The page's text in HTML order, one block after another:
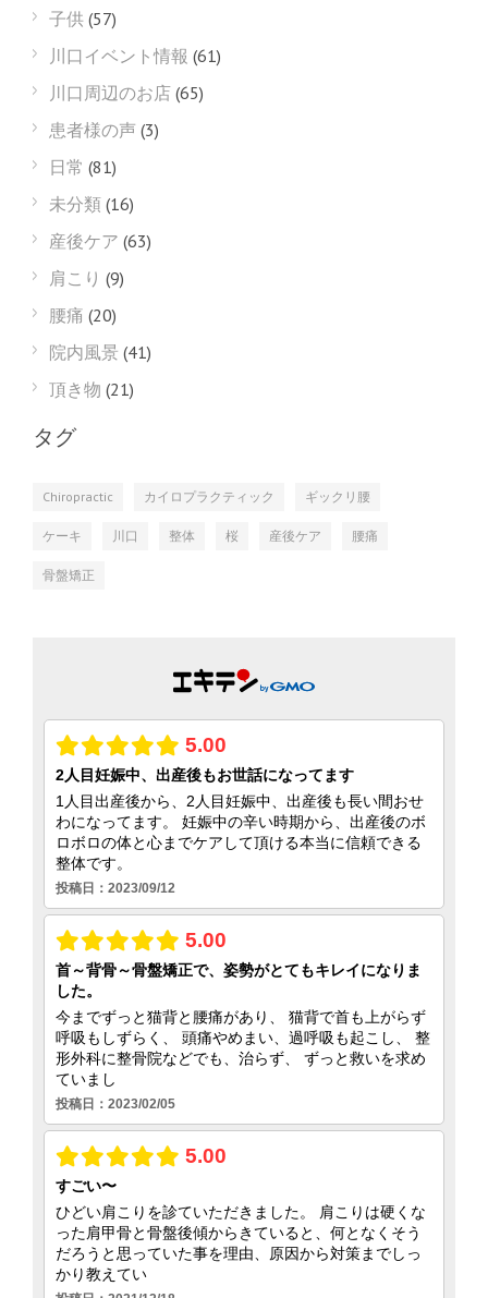
子供 (57)
川口イベント情報 (61)
川口周辺のお店 (65)
患者様の声 (3)
日常 (81)
未分類 (16)
産後ケア (63)
肩こり (9)
腰痛 (20)
院内風景 (41)
頂き物 (21)
タグ
Chiropractic カイロプラクティック ギックリ腰
ケーキ 川口 整体 桜 産後ケア 腰痛
骨盤矯正